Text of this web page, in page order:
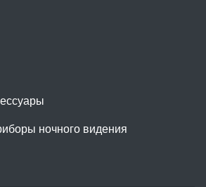
ночного видения